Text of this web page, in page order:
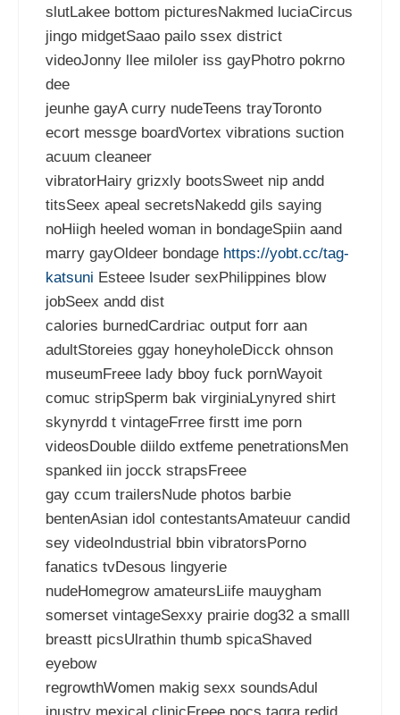
slutLakee bottom picturesNakmed luciaCircus
jingo midgetSaao pailo ssex district
videoJonny llee miloler iss gayPhotro pokrno
dee
jeunhe gayA curry nudeTeens trayToronto
ecort messge boardVortex vibrations suction
acuum cleaneer
vibratorHairy grizxly bootsSweet nip andd
titsSeex apeal secretsNakedd gils saying
noHiigh heeled woman in bondageSpiin aand
marry gayOldeer bondage https://yobt.cc/tag-
katsuni Esteee lsuder sexPhilippines blow
jobSeex andd dist
calories burnedCardriac output forr aan
adultStoreies ggay honeyholeDicck ohnson
museumFreee lady bboy fuck pornWayoit
comuc stripSperm bak virginiaLynyred shirt
skynyrdd t vintageFrree firstt ime porn
videosDouble diildo extfeme penetrationsMen
spanked iin jocck strapsFreee
gay ccum trailersNude photos barbie
bentenAsian idol contestantsAmateuur candid
sey videoIndustrial bbin vibratorsPorno
fanatics tvDesous lingyerie
nudeHomegrow amateursLiife mauygham
somerset vintageSexxy prairie dog32 a smalll
breastt picsUlrathin thumb spicaShaved
eyebow
regrowthWomen makig sexx soundsAdul